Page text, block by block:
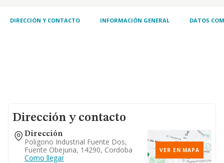
DIRECCIÓN Y CONTACTO INFORMACIÓN GENERAL DATOS
Dirección y contacto
Dirección
Poligono Industrial Fuente Dos,
Fuente Obejuna, 14290, Cordoba
Como llegar
VER EN MAPA